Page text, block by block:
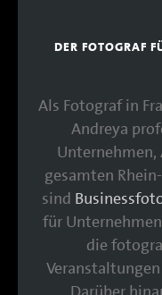
DER FOTOGRAF
Als Fotograf in
Andreya
gesamten
sind
für
die